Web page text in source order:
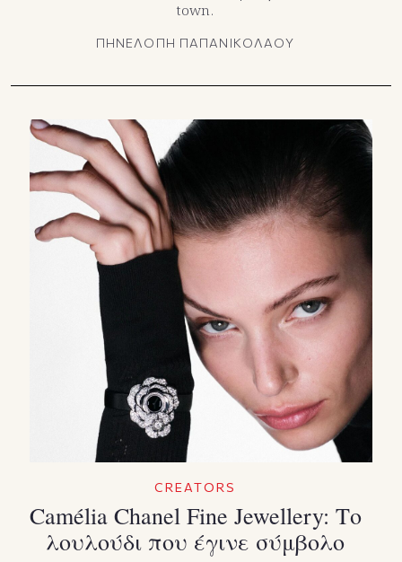
town.
ΠΗΝΕΛΟΠΗ ΠΑΠΑΝΙΚΟΛΑΟΥ
CREATORS
Camélia Chanel Fine Jewellery: Το
λουλούδι που έγινε σύμβολο